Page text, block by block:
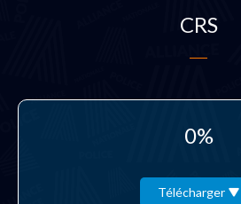
CRS
0%
Télécharger